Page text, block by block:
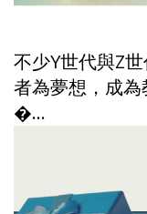
不少Y世代與Z
者為夢想，成
�...